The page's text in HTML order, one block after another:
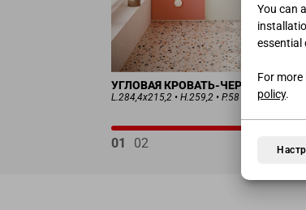
You can
essential
For
policy.
УГЛОВАЯ КРОВАТЬ-ЧЕРДАК
L.284,4x215,2 • H.259,2 • P.58
01 02